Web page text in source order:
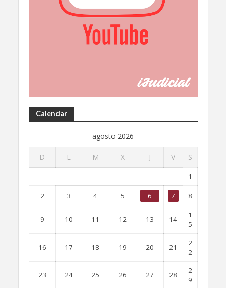
Calendar
agosto 2026
D L M X J V S
1
2 3 4 5 6 7 8
9 10 11 12 13 14
1
5
16 17 18 19 20 21
2
2
23 24 25 26 27 28
2
9